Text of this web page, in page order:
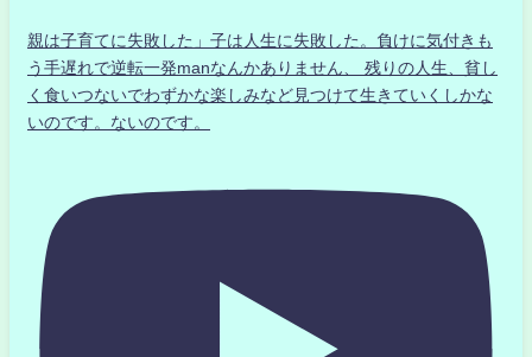
親は子育てに失敗した」子は人生に失敗した。負けに気付きも
う手遅れで逆転一発manなんかありません、 残りの人生、貧し
く食いつないでわずかな楽しみなど見つけて生きていくしかな
いのです。ないのです。